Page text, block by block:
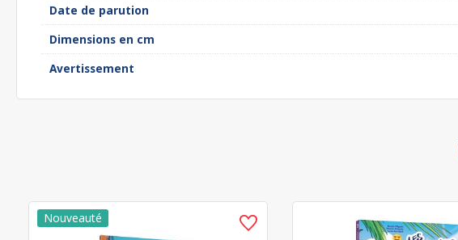
Date de parution
Dimensions en cm
Avertissement